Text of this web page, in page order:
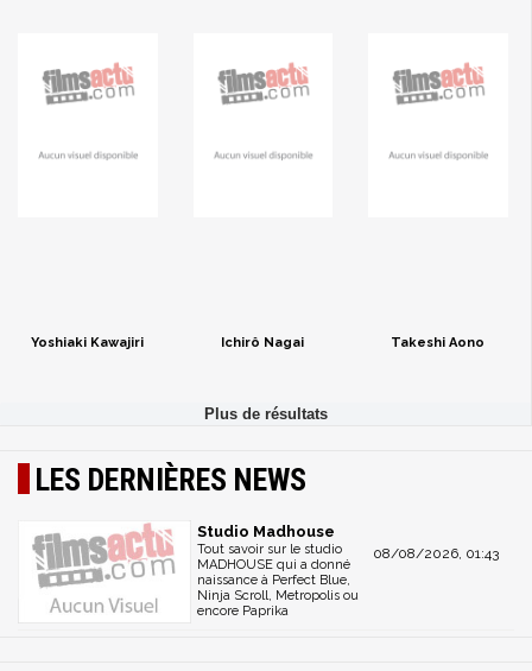
Yoshiaki Kawajiri Ichirô Nagai Takeshi Aono
LES DERNIÈRES NEWS
Studio Madhouse
08/08/2026, 01:43
Tout savoir sur le studio
MADHOUSE qui a donné
naissance à Perfect Blue,
Ninja Scroll, Metropolis ou
encore Paprika